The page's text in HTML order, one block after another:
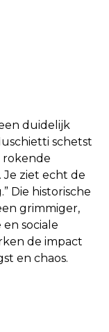
duidelijk
schetst
rokende
ziet echt de
Die historische
grimmiger,
sociale
de impact
en chaos.